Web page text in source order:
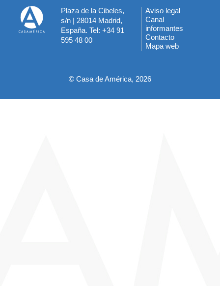
Plaza de la Cibeles,
s/n | 28014 Madrid,
España. Tel: +34 91
595 48 00
Menú
del
pie
Aviso legal
Canal
informantes
Contacto
Mapa web
© Casa de América, 2026